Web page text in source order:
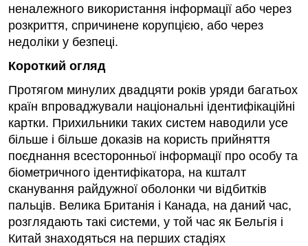
неналежного використання інформації або через
розкриття, спричинене корупцією, або через
недоліки у безпеці.
Короткий огляд
Протягом минулих двадцяти років уряди багатьох
країн впроваджували національні ідентифікаційні
картки. Прихильники таких систем наводили усе
більше і більше доказів на користь прийняття
поєднання всесторонньої інформації про особу та
біометричного ідентифікатора, на кшталт
сканування райдужної оболонки чи відбитків
пальців. Велика Британія і Канада, на даний час,
розглядають такі системи, у той час як Бельгія і
Китай знаходяться на перших стадіях